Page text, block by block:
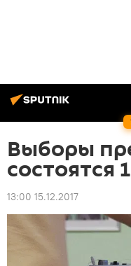
Выборы
состоятся
13:00 15.12.2017